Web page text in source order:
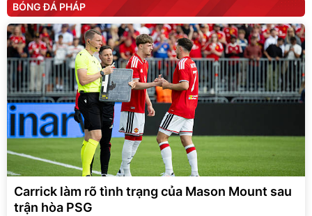
BÓNG ĐÁ PHÁP
Carrick làm rõ tình trạng của Mason Mount sau
trận hòa PSG